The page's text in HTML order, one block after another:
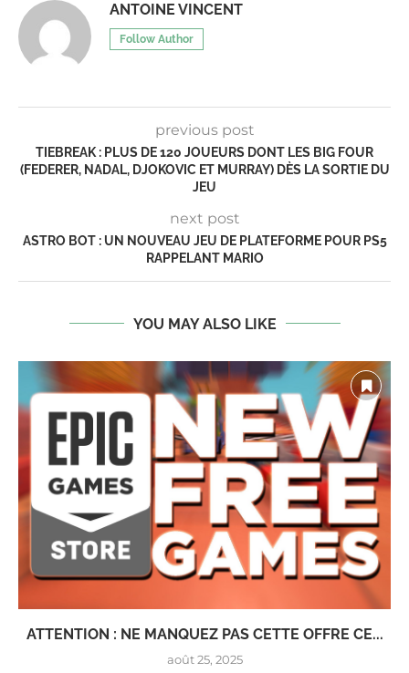
ANTOINE VINCENT
Follow Author
previous post
TIEBREAK : PLUS DE 120 JOUEURS DONT LES BIG FOUR
(FEDERER, NADAL, DJOKOVIC ET MURRAY) DÈS LA SORTIE DU
JEU
next post
ASTRO BOT : UN NOUVEAU JEU DE PLATEFORME POUR PS5
RAPPELANT MARIO
YOU MAY ALSO LIKE
ATTENTION : NE MANQUEZ PAS CETTE OFFRE CE...
août 25, 2025